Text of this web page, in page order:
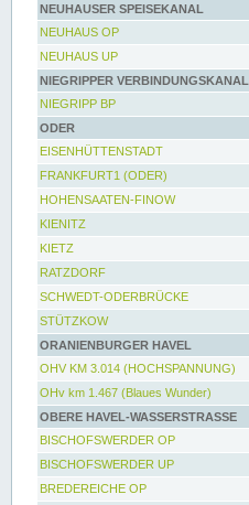
NEUHAUSER SPEISEKANAL
NEUHAUS OP
NEUHAUS UP
NIEGRIPPER VERBINDUNGSKANAL
NIEGRIPP BP
ODER
EISENHÜTTENSTADT
FRANKFURT1 (ODER)
HOHENSAATEN-FINOW
KIENITZ
KIETZ
RATZDORF
SCHWEDT-ODERBRÜCKE
STÜTZKOW
ORANIENBURGER HAVEL
OHV KM 3.014 (HOCHSPANNUNG)
OHv km 1.467 (Blaues Wunder)
OBERE HAVEL-WASSERSTRASSE
BISCHOFSWERDER OP
BISCHOFSWERDER UP
BREDEREICHE OP